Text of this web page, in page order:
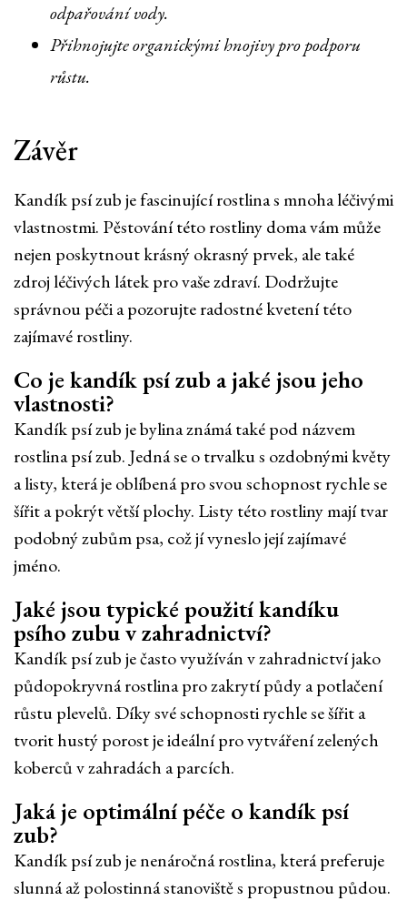
odpařování vody.
Přihnojujte organickými hnojivy pro podporu
růstu.
Závěr
Kandík psí zub je fascinující rostlina s mnoha léčivými
vlastnostmi. Pěstování této rostliny doma vám může
nejen poskytnout krásný okrasný prvek, ale také
zdroj léčivých látek pro vaše zdraví. Dodržujte
správnou péči a pozorujte radostné kvetení této
zajímavé rostliny.
Co je kandík psí zub a jaké jsou jeho
vlastnosti?
Kandík psí zub je bylina známá také pod názvem
rostlina psí zub. Jedná se o trvalku s ozdobnými květy
a listy, která je oblíbená pro svou schopnost rychle se
šířit a pokrýt větší plochy. Listy této rostliny mají tvar
podobný zubům psa, což jí vyneslo její zajímavé
jméno.
Jaké jsou typické použití kandíku
psího zubu v zahradnictví?
Kandík psí zub je často využíván v zahradnictví jako
půdopokryvná rostlina pro zakrytí půdy a potlačení
růstu plevelů. Díky své schopnosti rychle se šířit a
tvorit hustý porost je ideální pro vytváření zelených
koberců v zahradách a parcích.
Jaká je optimální péče o kandík psí
zub?
Kandík psí zub je nenáročná rostlina, která preferuje
slunná až polostinná stanoviště s propustnou půdou.